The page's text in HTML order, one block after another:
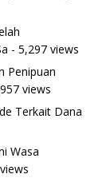
- 5,297 views
Penipuan
views
Terkait Dana
Wasa